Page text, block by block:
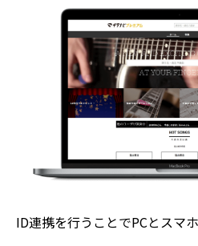
ID連携を行うことでPCとスマ